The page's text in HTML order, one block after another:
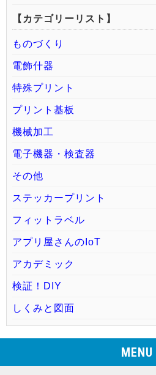
【カテゴリーリスト】
ものづくり
電飾什器
特殊プリント
プリント基板
機械加工
電子機器・検査器
その他
ステッカープリント
フィットラベル
アプリ屋さんのIoT
アカデミック
検証！DIY
しくみと図面
MENU